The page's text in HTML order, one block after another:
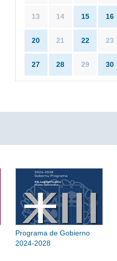
13 14 15 16
20 21 22 23
27 28 29 30
Programa de Gobierno
2024-2028